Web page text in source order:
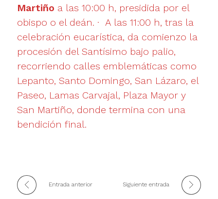
Martiño a las 10:00 h, presidida por el
obispo o el deán. · A las 11:00 h, tras la
celebración eucarística, da comienzo la
procesión del Santísimo bajo palio,
recorriendo calles emblemáticas como
Lepanto, Santo Domingo, San Lázaro, el
Paseo, Lamas Carvajal, Plaza Mayor y
San Martiño, donde termina con una
bendición final.
Entrada anterior Siguiente entrada